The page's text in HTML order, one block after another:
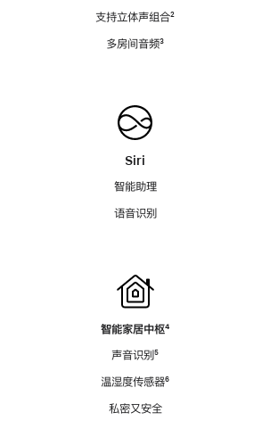
支持立体声组合脚
²
多房间音频脚
³
Siri
智能助理
语音识别
智能家居中枢脚
⁴
声音识别脚
⁵
温湿度传感器脚
⁶
私密又安全